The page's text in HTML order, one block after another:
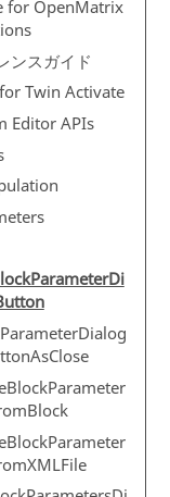
for OpenMatrix
ンスガイド
Twin Activate
Editor APIs